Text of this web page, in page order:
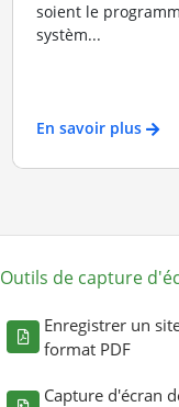
soient le
systèm...
En savoir plus
Outils de capture
Enregistrer un
format PDF
Capture d'écran